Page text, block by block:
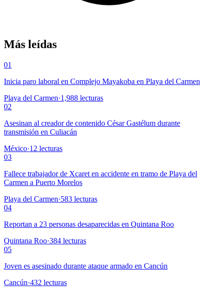
Más leídas
01
Inicia paro laboral en Complejo Mayakoba en Playa del Carmen
Playa del Carmen·1,988 lecturas
02
Asesinan al creador de contenido César Gastélum durante
transmisión en Culiacán
México·12 lecturas
03
Fallece trabajador de Xcaret en accidente en tramo de Playa del
Carmen a Puerto Morelos
Playa del Carmen·583 lecturas
04
Reportan a 23 personas desaparecidas en Quintana Roo
Quintana Roo·384 lecturas
05
Joven es asesinado durante ataque armado en Cancún
Cancún·432 lecturas